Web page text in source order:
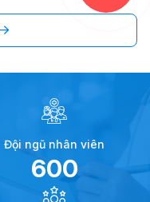
Đội ngũ nhân viên
600